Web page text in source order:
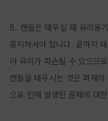
8. 캔들은 태우실 때 유리용
중지하셔야 합니다. 끝까지
아 유리가 파손될 수 있으므
캔들을 태우시는 것은 화재
으로 인해 발생된 문제에 대